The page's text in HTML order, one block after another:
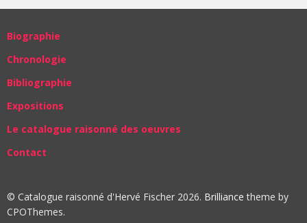
Biographie
Chronologie
Bibliographie
Expositions
Le catalogue raisonné des oeuvres
Contact
© Catalogue raisonné d'Hervé Fischer 2026. Brilliance theme by
CPOThemes.